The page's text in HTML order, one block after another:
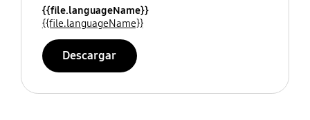
{{file.languageName}}
{{file.languageName}}
Descargar